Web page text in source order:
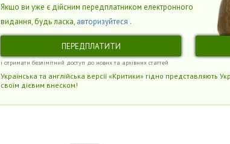
Якщо ви уже є дійсним передплатником електронного
видання, будь ласка, авторизуйтеся .
ПЕРЕДПЛАТИТИ
і отримати безлімітний доступ до нових та архівних статтей
Українська та англійська версії «Критики» гідно представляють
своїм дієвим внеском!